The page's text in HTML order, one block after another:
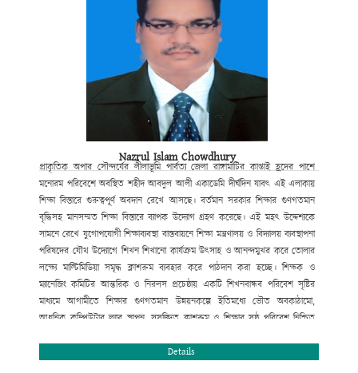
Nazrul Islam Chowdhury
প্রাকৃতিক অপার সৌন্দর্যের লীলাভূমি পার্বত্য জেলা রাঙ্গামাটির কাপ্তাই হ্রদের পাশে
মনোরম পরিবেশে অবস্থিত শহীদ আবদুল আলী একাডেমি দীর্ঘদিন যাবৎ এই এলাকায়
শিক্ষা বিস্তারে গুরুত্বপূর্ণ অবদান রেখে আসছে। বর্তমান সরকার শিক্ষার গুণগতমান
বৃদ্ধিসহ মানসম্মত শিক্ষা বিস্তারে ব্যাপক উদ্যোগ গ্রহণ করেছে। এই মহৎ উদ্দেশ্যকে
সামনে রেখে যুগোপযোগী শিক্ষাব্যবস্থা বাস্তবায়নে শিক্ষা মন্ত্রণালয় ও বিদ্যালয় ব্যবস্থাপনা
পরিষদের যৌথ উদ্যোগে শিখন শিখানো কার্যক্রম উৎসাহ ও আনন্দমুখর করে তোলার
লক্ষ্যে মাল্টিমিডিয়া সমৃদ্ধ ক্লাশরুম ব্যবহার করে পাঠদান করা হচ্ছে। শিক্ষক ও
ম্যানেজিং কমিটির আন্তরিক ও নিরলস প্রচেষ্ঠায় একটি শিখনবান্ধব পরিবেশ সৃষ্টির
মাধ্যমে আগামীতে শিক্ষার গুণগতমান উন্নয়নকল্পে ইতিমধ্যে ভৌত অবকাঠামো,
আধুনিক কম্পিউটার ল্যাব স্থাপন,সুসজ্জিত ক্লাশরুম ও শিক্ষার সুষ্ঠু পরিবেশ নিশ্চিত
মানসিক বিকাশে বিভিন্ন পদক্ষেপ ক্রমান্নয়ে বাস্তবায়ন করা হচ্ছে। বিদ্যালয়টি
Details